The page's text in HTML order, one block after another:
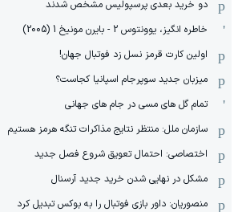
دو خرید بعدی پرسپولیس مشخص شدند
خاطره انگیز، یوونتوس 2 - بایرن مونیخ 1 (2005)
اولین کارت قرمز نسل زد فوتبال جهان!
میزبان جدید سوپرجام اسپانیا کجاست؟
تمام گل های مسی در جام های جهانی
سازمان ملل: منتظر نتایج مذاکرات تنگه هرمز هستیم
اختصاصی: احتمال تعویق شروع فصل جدید
مشکل در نهایی شدن خرید جدید آرسنال
منصوریان: داور بازی فوتبال را به بوکس تبدیل کرد